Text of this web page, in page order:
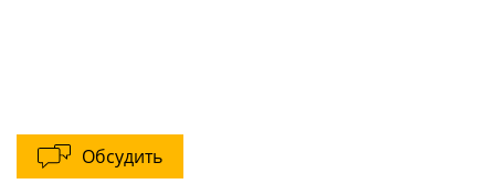
Обсудить